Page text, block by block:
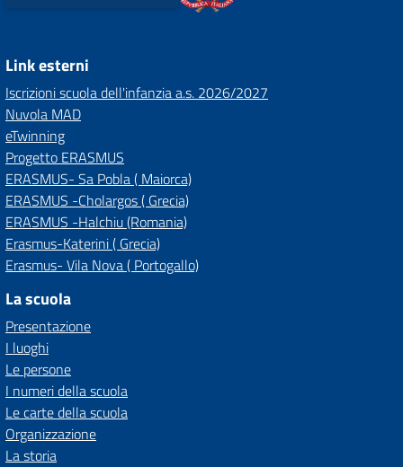
Link esterni
Iscrizioni scuola dell'infanzia a.s. 2026/2027
Nuvola MAD
eTwinning
Progetto ERASMUS
ERASMUS- Sa Pobla ( Maiorca)
ERASMUS -Cholargos ( Grecia)
ERASMUS -Halchiu (Romania)
Erasmus-Katerini ( Grecia)
Erasmus- Vila Nova ( Portogallo)
La scuola
Presentazione
I luoghi
Le persone
I numeri della scuola
Le carte della scuola
Organizzazione
La storia